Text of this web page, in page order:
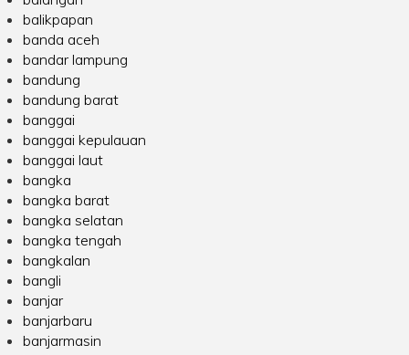
balikpapan
banda aceh
bandar lampung
bandung
bandung barat
banggai
banggai kepulauan
banggai laut
bangka
bangka barat
bangka selatan
bangka tengah
bangkalan
bangli
banjar
banjarbaru
banjarmasin